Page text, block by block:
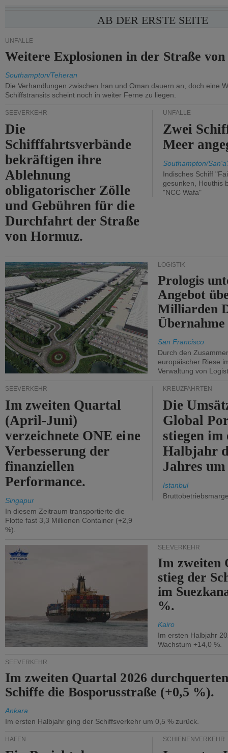
AB DER ERSTE SEITE
UNFÄLLE
Weitere Explosionen in der Straße
Southampton/Teheran
Die Verhandlungen zwischen Iran und Oman dauern an, doch eine
Schiffstransits scheint noch in weiter Ferne zu liegen.
SEEVERKEHR
Die
Schifffahrtsverbände
bekräftigen ihre
Ablehnung
obligatorischer Zölle
und Gebühren für die
Durchfahrt der Straße
von Hormuz.
UNFÄLLE
Zwei
Meer
Southampton/
Indisches Schiff
gesunken, Houthis
"NCC Wafa"
LOGISTIK
Prologis
Angebot
Milliarden
Übernahme
San Francisco
Durch den
europäischer Riese
Verwaltung von
SEEVERKEHR
Im zweiten Quartal
(April-Juni)
verzeichnete ONE eine
Verbesserung der
finanziellen
Performance.
Singapur
In diesem Zeitraum transportierte die
Flotte fast 3,3 Millionen Container (+2,9
%).
KREUZFAHRTEN
Die
Global
stiegen im
Halbjahr
Jahres
Istanbul
SEEVERKEHR
Im zweiten
stieg der
im
%.
Kairo
Im ersten Halbjahr
Wachstum +14,0 %.
SEEVERKEHR
Im zweiten Quartal 2026
Schiffe die Bosporusstraße (+0,5 %).
Ankara
Im ersten Halbjahr ging der Schiffsverkehr um 0,5 % zurück.
HÄFEN SCHIENENVERKEHR